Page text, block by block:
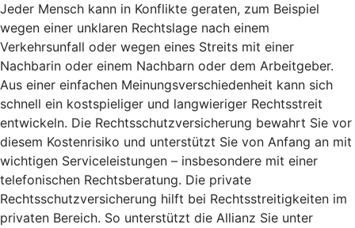
Jeder Mensch kann in Konflikte geraten, zum Beispiel
wegen einer unklaren Rechtslage nach einem
Verkehrsunfall oder wegen eines Streits mit einer
Nachbarin oder einem Nachbarn oder dem Arbeitgeber.
Aus einer einfachen Meinungsverschiedenheit kann sich
schnell ein kostspieliger und langwieriger Rechtsstreit
entwickeln. Die Rechtsschutzversicherung bewahrt Sie vor
diesem Kostenrisiko und unterstützt Sie von Anfang an mit
wichtigen Serviceleistungen – insbesondere mit einer
telefonischen Rechtsberatung. Die private
Rechtsschutzversicherung hilft bei Rechtsstreitigkeiten im
privaten Bereich. So unterstützt die Allianz Sie unter